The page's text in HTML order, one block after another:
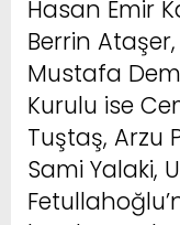
Hasan Emir
Berrin
Mustafa
Kurulu ise
Tuştaş, Arzu
Sami Yalaki,